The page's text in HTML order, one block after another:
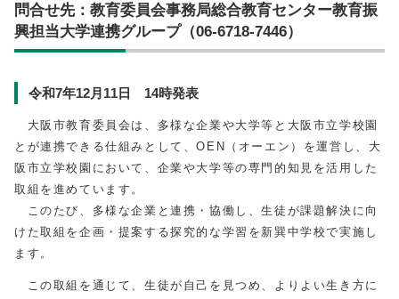
問合せ先：教育委員会事務局総合教育センター教育振
興担当大学連携グループ（06-6718-7446）
令和7年12月11日 14時発表
大阪市教育委員会は、多様な企業や大学等と大阪市立学校園
とが連携できる仕組みとして、OEN（オーエン）を運営し、大
阪市立学校園において、企業や大学等の専門的知見を活用した
取組を進めています。
このたび、多様な企業と連携・協働し、生徒が課題解決に向
けた取組を企画・提案する探究的な学習を新巽中学校で実施し
ます。
この取組を通じて、生徒が自己を見つめ、よりよい生き方に